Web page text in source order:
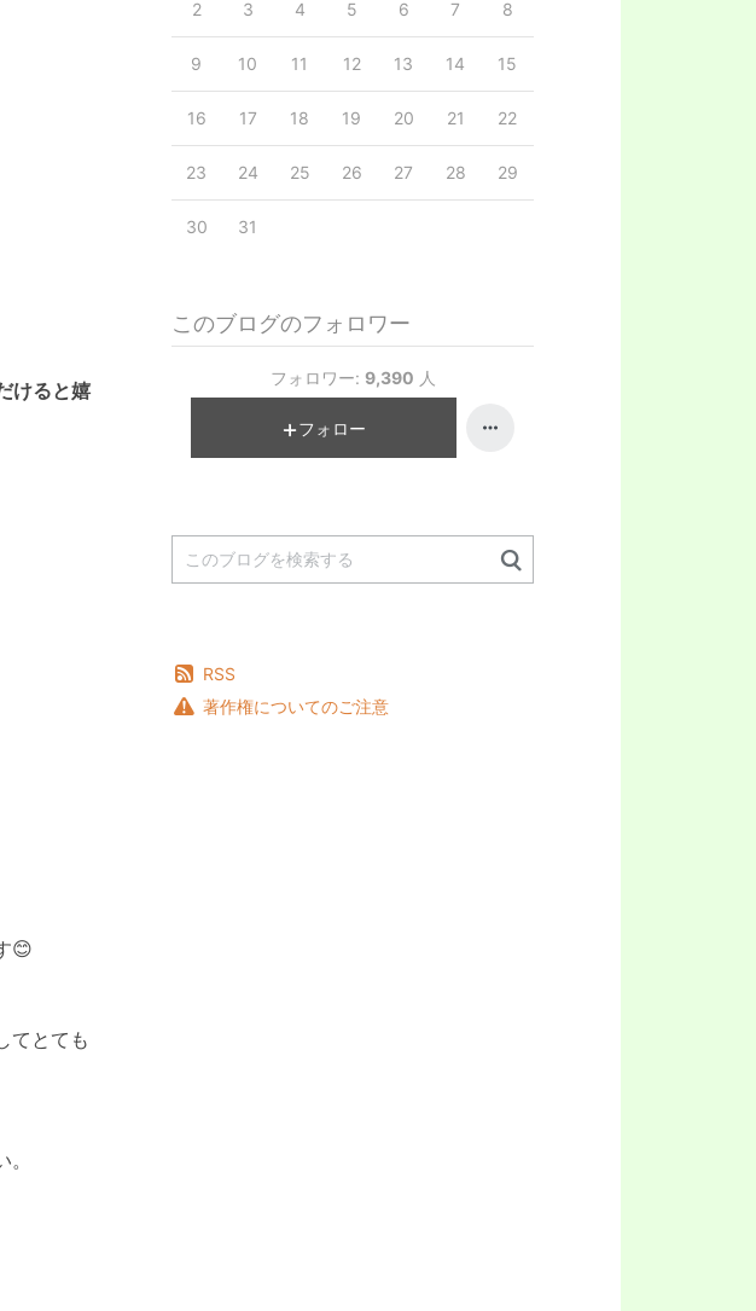
けると嬉
😊
てとても
2 3 4 5 6 7 8
9 10 11 12 13 14 15
16 17 18 19 20 21 22
23 24 25 26 27 28 29
30 31
このブログのフォロワー
フォロワー: 9,390 人
フォロー
RSS
著作権についてのご注意